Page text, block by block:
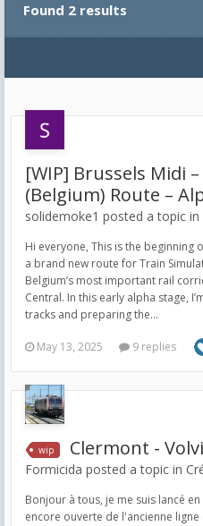
Found 2 results
[WIP] Brussels Midi
(Belgium) Route –
solidemoke1 posted a topic in
Hi everyone, This is the
a brand new route for Train
Belgium’s most important rail
Central. In this early alpha stage,
tracks and preparing the...
May 13, 2025 9 replies
wip Clermont -
Formicida posted a topic in
Bonjour à tous, je me suis lancé
encore ouverte de l'ancienne